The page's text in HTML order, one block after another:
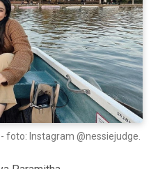
foto: Instagram @nessiejudge.